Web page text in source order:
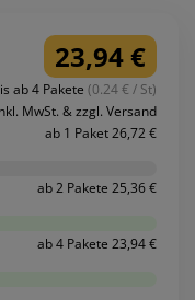
23,94 €
ab 4 Pakete (0.24 € / St)
MwSt. & zzgl. Versand
ab 1 Paket 26,72 €
ab 2 Pakete 25,36 €
ab 4 Pakete 23,94 €